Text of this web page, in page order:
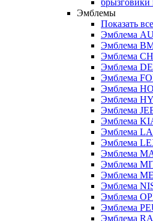
брызговики
Эмблемы
Показать все
Эмблема
Эмблема
Эмблема
Эмблема
Эмблема
Эмблема
Эмблема
Эмблема
Эмблема
Эмблема
Эмблема
Эмблема
Эмблема
Эмблема
Эмблема
Эмблема
Эмблема
Эмблема